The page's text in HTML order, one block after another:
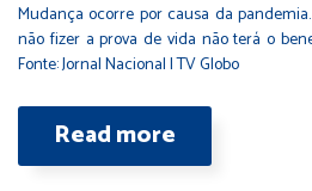
Mudança ocorre por causa da
não fizer a prova de vida não terá o
Fonte: Jornal Nacional | TV Globo
Read more